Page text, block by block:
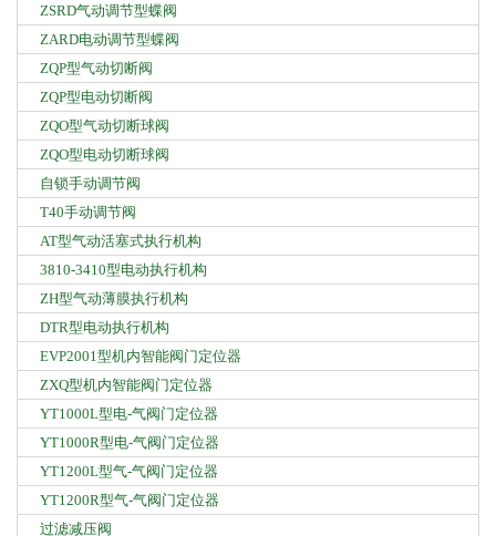
ZSRD气动调节型蝶阀
ZARD电动调节型蝶阀
ZQP型气动切断阀
ZQP型电动切断阀
ZQO型气动切断球阀
ZQO型电动切断球阀
自锁手动调节阀
T40手动调节阀
AT型气动活塞式执行机构
3810-3410型电动执行机构
ZH型气动薄膜执行机构
DTR型电动执行机构
EVP2001型机内智能阀门定位器
ZXQ型机内智能阀门定位器
YT1000L型电-气阀门定位器
YT1000R型电-气阀门定位器
YT1200L型气-气阀门定位器
YT1200R型气-气阀门定位器
过滤减压阀